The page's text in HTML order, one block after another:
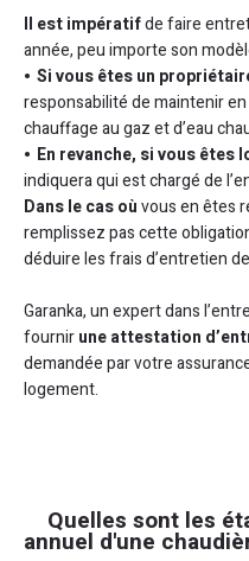
Il est impératifde faire
année, peu importe son
Si vous êtes un
responsabilité de maintenir
chauffage au gaz et d’eau
En revanche, si vous êtes
indiquera qui est chargé de
Dans le cas oùvous en êtes
remplissez pas cette
déduire les frais d’entretien
Garanka, un expert dans
fournirune attestation
demandée par votre
logement.
Quelles sont les
annuel d'une